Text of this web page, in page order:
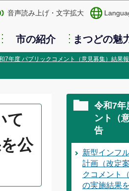
音声読み上げ・文字拡大
市の紹介 まつどの魅
7年度 パブリックコメント（意見募集）結果
て
公
令和7年
ント（
告
新型インフ
計画（改定
クコメント
の実施結果